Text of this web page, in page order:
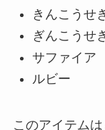
きんこうせ
ぎんこうせ
サファイア
ルビー
このアイテム